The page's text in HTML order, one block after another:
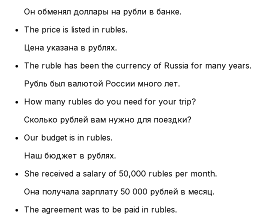
Он обменял доллары на рубли в банке.
The price is listed in rubles.
Цена указана в рублях.
The ruble has been the currency of Russia for many years.
Рубль был валютой России много лет.
How many rubles do you need for your trip?
Сколько рублей вам нужно для поездки?
Our budget is in rubles.
Наш бюджет в рублях.
She received a salary of 50,000 rubles per month.
Она получала зарплату 50 000 рублей в месяц.
The agreement was to be paid in rubles.